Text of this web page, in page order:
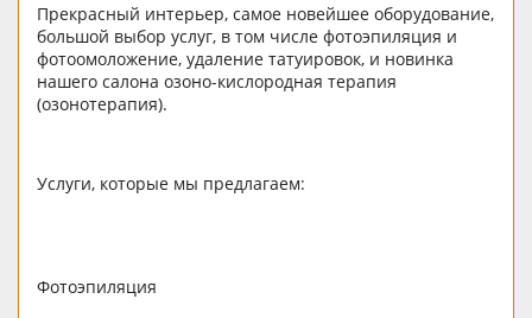
Прекрасный интерьер, самое новейшее оборудование,
большой выбор услуг, в том числе фотоэпиляция и
фотоомоложение, удаление татуировок, и новинка
нашего салона озоно-кислородная терапия
(озонотерапия).
Услуги, которые мы предлагаем:
Фотоэпиляция